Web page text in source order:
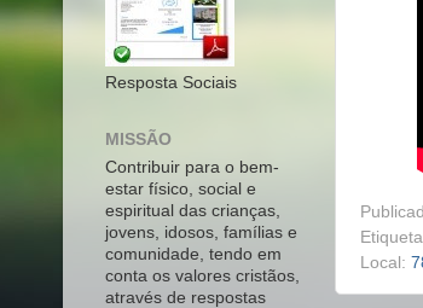
Local:
Resposta Sociais
MISSÃO
Contribuir para o bem-
estar físico, social e
espiritual das crianças,
jovens, idosos, famílias e
comunidade, tendo em
conta os valores cristãos,
através de respostas